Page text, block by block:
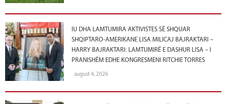
IU DHA LAMTUMIRA AKTIVISTES SË SHQUAR
SHQIPTARO-AMERIKANE LISA MILICAJ BAJRAKTARI –
HARRY BAJRAKTARI: LAMTUMIRË E DASHUR LISA – I
PRANISHËM EDHE KONGRESMENI RITCHIE TORRES
august 4, 2026